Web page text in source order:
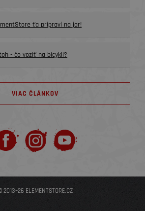
ťa pripraví na jar!
- čo voziť na bicykli?
VIAC ČLÁNKOV
2013–26 ELEMENTSTORE.CZ